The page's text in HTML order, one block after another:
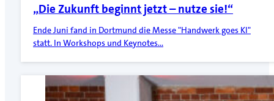
„Die Zukunft beginnt jetzt – nutze sie!“
Ende Juni fand in Dortmund die Messe "Handwerk goes KI"
statt. In Workshops und Keynotes…